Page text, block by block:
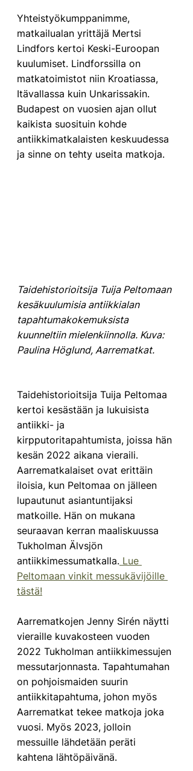
Yhteistyökumppanimme,
matkailualan yrittäjä Mertsi
Lindfors kertoi Keski-Euroopan
kuulumiset. Lindforssilla on
matkatoimistot niin Kroatiassa,
Itävallassa kuin Unkarissakin.
Budapest on vuosien ajan ollut
kaikista suosituin kohde
antiikkimatkalaisten keskuudessa
ja sinne on tehty useita matkoja.
Taidehistorioitsija Tuija Peltomaan
kesäkuulumisia antiikkialan
tapahtumakokemuksista
kuunneltiin mielenkiinnolla. Kuva:
Paulina Höglund, Aarrematkat.
Taidehistorioitsija Tuija Peltomaa
kertoi kesästään ja lukuisista
antiikki- ja
kirpputoritapahtumista, joissa hän
kesän 2022 aikana vieraili.
Aarrematkalaiset ovat erittäin
iloisia, kun Peltomaa on jälleen
lupautunut asiantuntijaksi
matkoille. Hän on mukana
seuraavan kerran maaliskuussa
Tukholman Älvsjön
antiikkimessumatkalla. Lue
Peltomaan vinkit messukävijöille
tästä!
Aarrematkojen Jenny Sirén näytti
vieraille kuvakosteen vuoden
2022 Tukholman antiikkimessujen
messutarjonnasta. Tapahtumahan
on pohjoismaiden suurin
antiikkitapahtuma, johon myös
Aarrematkat tekee matkoja joka
vuosi. Myös 2023, jolloin
messuille lähdetään peräti
kahtena lähtöpäivänä.